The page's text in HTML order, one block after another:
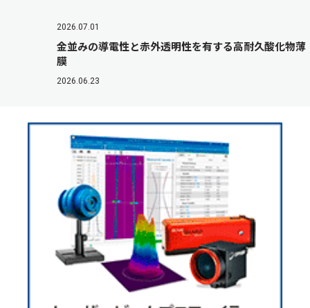
2026.07.01
金並みの導電性と赤外透明性を有する高耐久酸化物薄
膜
2026.06.23